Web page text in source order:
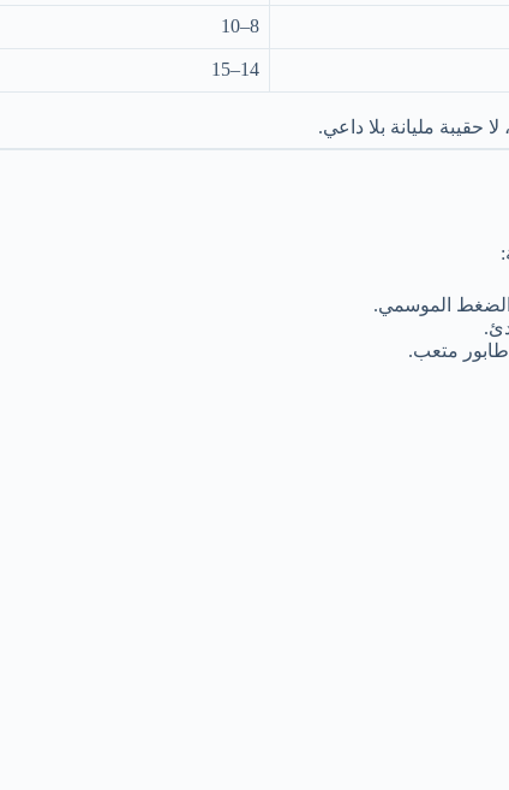
8–10
14–15
حقيبة مليانة بلا داعي.
الضغط الموسمي.